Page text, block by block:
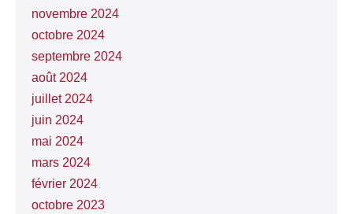
novembre 2024
octobre 2024
septembre 2024
août 2024
juillet 2024
juin 2024
mai 2024
mars 2024
février 2024
octobre 2023